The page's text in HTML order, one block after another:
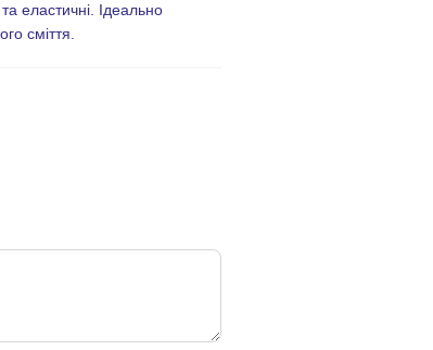
еластичні. Ідеально
сміття.